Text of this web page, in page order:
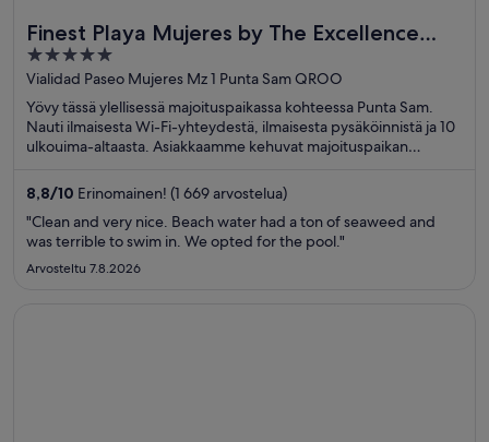
Finest Playa Mujeres by The Excellence
Collection - All Inclusive
5
out
of
5
Vialidad Paseo Mujeres Mz 1 Punta Sam QROO
Yövy tässä ylellisessä majoituspaikassa kohteessa Punta Sam.
Nauti ilmaisesta Wi-Fi-yhteydestä, ilmaisesta pysäköinnistä ja 10
ulkouima-altaasta. Asiakkaamme kehuvat majoituspaikan
sijaitsevat Pohjoinen ranta ja Cancun Mall -ostoskeskus, jotka
ovat suosittuja nähtävyyksiä.
8,8/10 Erinomainen! (1 669 arvostelua)
"Clean and very nice. Beach water had a ton of seaweed and
was terrible to swim in. We opted for the pool."
Arvosteltu 7.8.2026